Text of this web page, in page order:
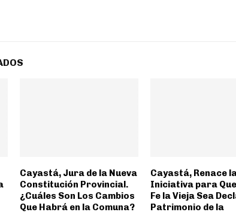
Cayastá, Jura de la Nueva
Constitución Provincial.
¿Cuáles Son Los Cambios
Que Habrá en la Comuna?
Cayastá, Renace
Iniciativa para
Fe la Vieja Sea
Patrimonio de la